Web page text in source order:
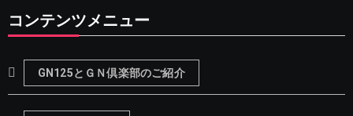
コンテンツメニュー
GN125とＧＮ倶楽部のご紹介